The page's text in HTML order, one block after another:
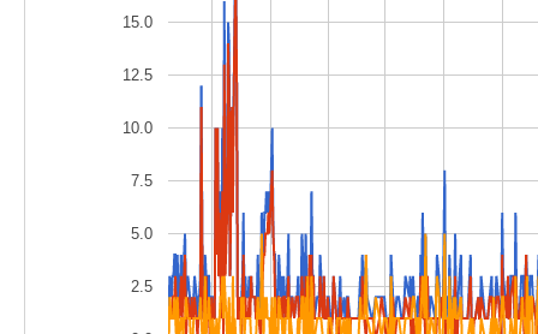
2.5
5.0
7.5
10.0
12.5
15.0